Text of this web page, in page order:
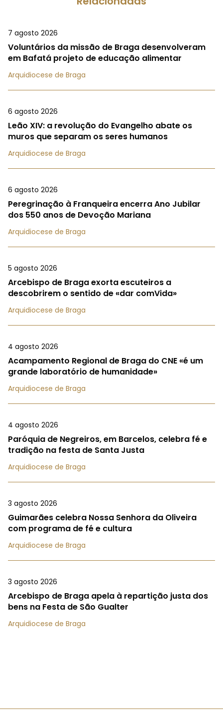
7 agosto 2026
Voluntários da missão de Braga desenvolveram
em Bafatá projeto de educação alimentar
Arquidiocese de Braga
6 agosto 2026
Leão XIV: a revolução do Evangelho abate os
muros que separam os seres humanos
Arquidiocese de Braga
6 agosto 2026
Peregrinação à Franqueira encerra Ano Jubilar
dos 550 anos de Devoção Mariana
Arquidiocese de Braga
5 agosto 2026
Arcebispo de Braga exorta escuteiros a
descobrirem o sentido de «dar comVida»
Arquidiocese de Braga
4 agosto 2026
Acampamento Regional de Braga do CNE «é um
grande laboratório de humanidade»
Arquidiocese de Braga
4 agosto 2026
Paróquia de Negreiros, em Barcelos, celebra fé e
tradição na festa de Santa Justa
Arquidiocese de Braga
3 agosto 2026
Guimarães celebra Nossa Senhora da Oliveira
com programa de fé e cultura
Arquidiocese de Braga
3 agosto 2026
Arcebispo de Braga apela à repartição justa dos
bens na Festa de São Gualter
Arquidiocese de Braga